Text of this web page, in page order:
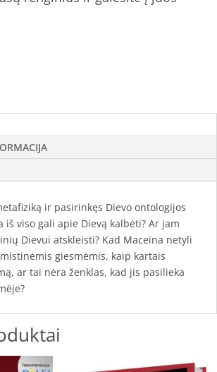
ir pasirinkęs Dievo ontologijos
iš viso gali apie Dievą kalbėti? Ar jam
Dievui atskleisti? Kad Maceina netyli
giesmėmis, kaip kartais
ar tai nėra ženklas, kad jis pasilieka